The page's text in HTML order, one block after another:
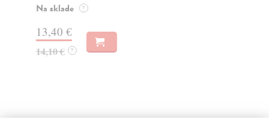
Na sklade ?
13,40 €
14,10 € ?